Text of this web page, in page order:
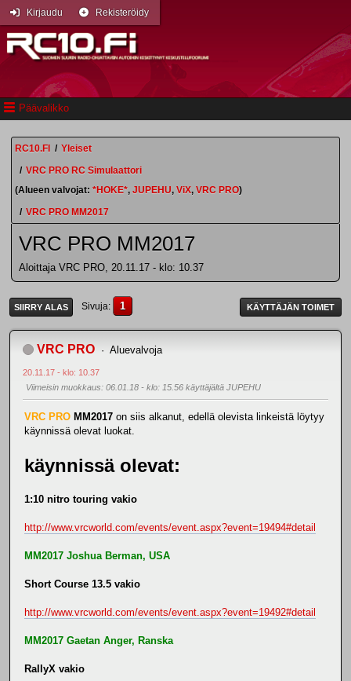
Päävalikko
Kirjaudu Rekisteröidy
RC10.FI / Yleiset
/ VRC PRO RC Simulaattori
(Alueen valvojat: *HOKE*, JUPEHU, ViX, VRC PRO)
/ VRC PRO MM2017
VRC PRO MM2017
Aloittaja VRC PRO, 20.11.17 - klo: 10.37
SIIRRY ALAS Sivuja 1 KÄYTTÄJÄN TOIMET
VRC PRO Aluevalvoja
20.11.17 - klo: 10.37
Viimeisin muokkaus: 06.01.18 - klo: 15.56 käyttäjältä JUPEHU
VRC PRO MM2017 on siis alkanut, edellä olevista linkeistä löytyy
käynnissä olevat luokat.
käynnissä olevat:
1:10 nitro touring vakio
http://www.vrcworld.com/events/event.aspx?event=19494#detail
MM2017 Joshua Berman, USA
Short Course 13.5 vakio
http://www.vrcworld.com/events/event.aspx?event=19492#detail
MM2017 Gaetan Anger, Ranska
RallyX vakio